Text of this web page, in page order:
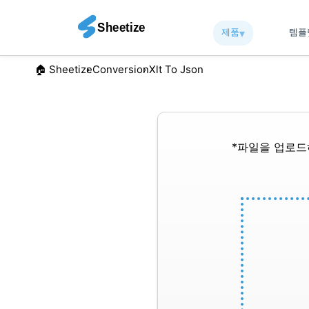
제품▾︎ 템
🏠︎ SheetizeConversionXlt To Json
*파일을 업로